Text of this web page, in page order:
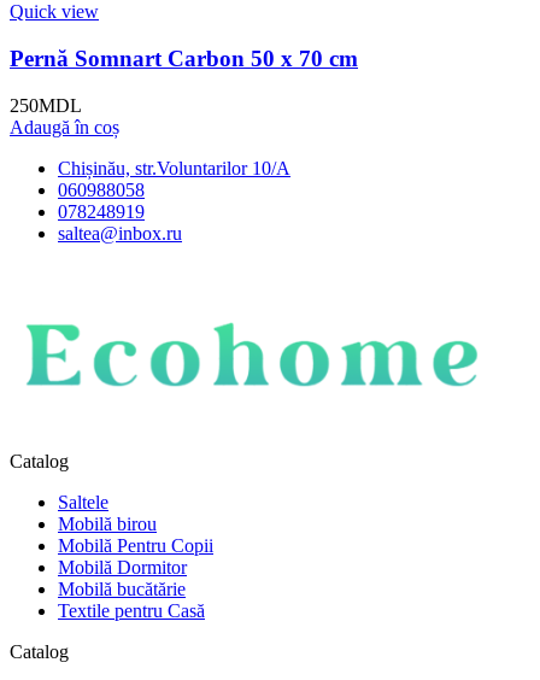
Quick view
Pernă Somnart Carbon 50 x 70 cm
250MDL
Adaugă în coș
Chișinău, str.Voluntarilor 10/A
060988058
078248919
saltea@inbox.ru
Catalog
Saltele
Mobilă birou
Mobilă Pentru Copii
Mobilă Dormitor
Mobilă bucătărie
Textile pentru Casă
Catalog